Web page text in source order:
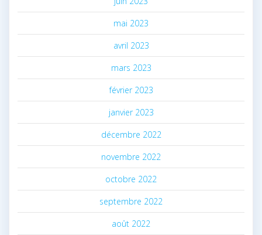
mai 2023
avril 2023
mars 2023
février 2023
janvier 2023
décembre 2022
novembre 2022
octobre 2022
septembre 2022
août 2022